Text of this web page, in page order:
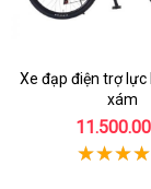
Xe đạp điện trợ lực
xám